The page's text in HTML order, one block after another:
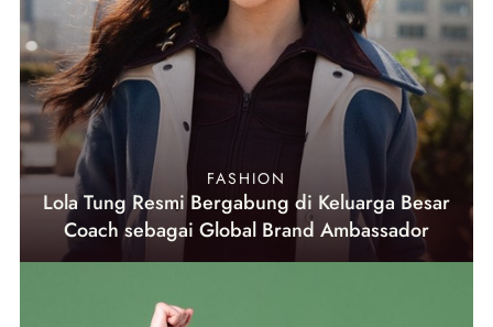
FASHION
Lola Tung Resmi Bergabung di Keluarga Besar
Coach sebagai Global Brand Ambassador